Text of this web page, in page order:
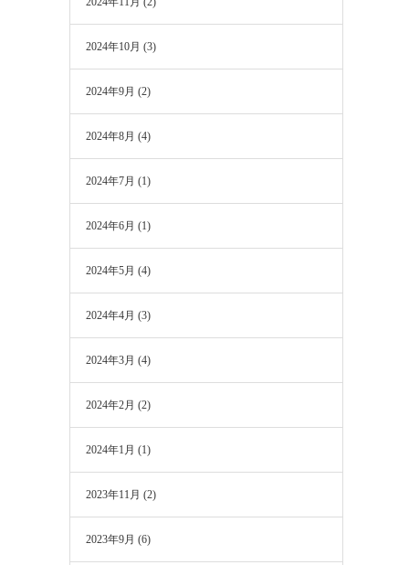
2024年10月 (3)
2024年9月 (2)
2024年8月 (4)
2024年7月 (1)
2024年6月 (1)
2024年5月 (4)
2024年4月 (3)
2024年3月 (4)
2024年2月 (2)
2024年1月 (1)
2023年11月 (2)
2023年9月 (6)